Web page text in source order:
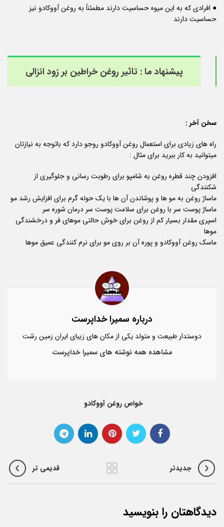
● افرادی که به این میوه حساسیت دارند مطمئناً به روغن آووکادو نیز
حساسیت دارند
پیشنهاد ما :تاثیر روغن خراطین بر زود انزالی
سخن آخر :
راه های زیادی برای استعمال روغن آووکادو روجو دارد که باتوجه به نیازتان
میتوانید به کار ببرید برای مثال :
افزودن چند قطره روغن به شامپو برای رطوبت رسانی و جلوگیری از
شکنندگی
ماساژ روغن به مو ها و پوشاندن آن ها با یک حوله گرم برای افزایش رشد مو
ماساژ پوست سر با روغن برای سلامت پوست سر درمان شوره سر
اسپری مقدار بسیار کم از روغن برای خوش حالتی موهای فر و درخشندگی
موها
ماسک روغن آووکادو و پوره آن بر روی مو برای نرم کنندگی عمیق موها
درباره سمیرا خداپرست
دوستدار طبیعت و متولد یکی از مکان های زیبای ایران زمین رشت
مشاهده همه نوشته های سمیرا خداپرست
خواص روغن آووکادو
جدیدتر قدیمی تر
دیدگاهتان را بنویسید